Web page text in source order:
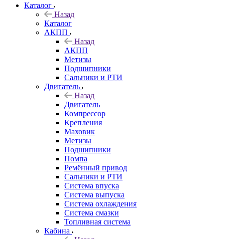
Каталог
Назад
Каталог
АКПП
Назад
АКПП
Метизы
Подшипники
Сальники и РТИ
Двигатель
Назад
Двигатель
Компрессор
Крепления
Маховик
Метизы
Подшипники
Помпа
Ремённый привод
Сальники и РТИ
Система впуска
Система выпуска
Система охлаждения
Система смазки
Топливная система
Кабина